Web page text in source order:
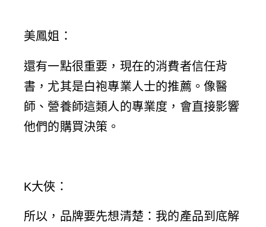
美鳳姐 ：
還有一點很重要，現在的消費者信任背
書，尤其是白袍專業人士的推薦。像醫
師、營養師這類人的專業度，會直接影響
他們的購買決策。
K大俠 ：
所以，品牌要先想清楚：我的產品到底解